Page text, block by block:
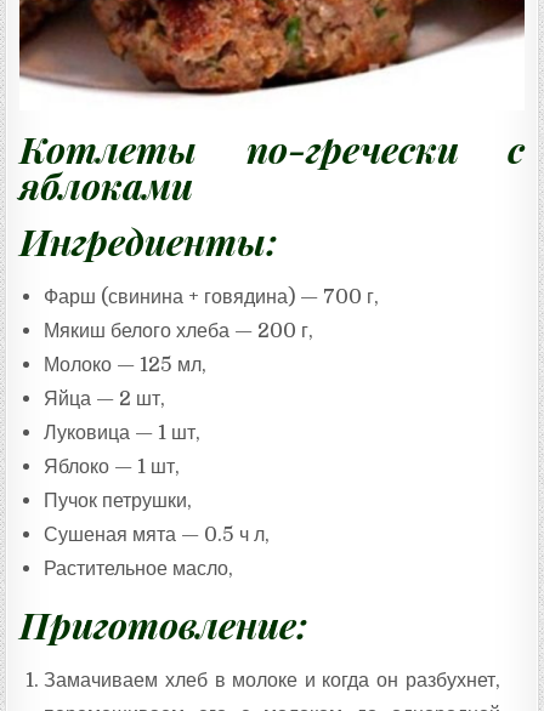
Котлеты по-гречески с
яблоками
Ингредиенты:
Фарш (свинина + говядина) — 700 г,
Мякиш белого хлеба — 200 г,
Молоко — 125 мл,
Яйца — 2 шт,
Луковица — 1 шт,
Яблоко — 1 шт,
Пучок петрушки,
Сушеная мята — 0.5 ч л,
Растительное масло,
Приготовление:
Замачиваем хлеб в молоке и когда он разбухнет,